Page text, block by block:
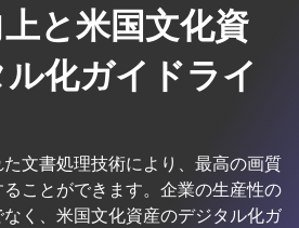
と米国文化資
化ガイドライ
文書処理技術により、最高の画質
ことができます。企業の生産性の
く、米国文化資産のデジタル化ガ
を解き放つ
リスは理にかなっています
Explore Scanners